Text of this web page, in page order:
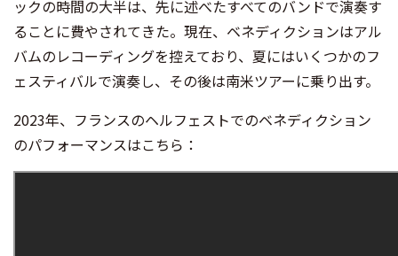
ックの時間の大半は、先に述べたすべてのバンドで演奏す
ることに費やされてきた。現在、ベネディクションはアル
バムのレコーディングを控えており、夏にはいくつかのフ
ェスティバルで演奏し、その後は南米ツアーに乗り出す。
2023年、フランスのヘルフェストでのベネディクション
のパフォーマンスはこちら：